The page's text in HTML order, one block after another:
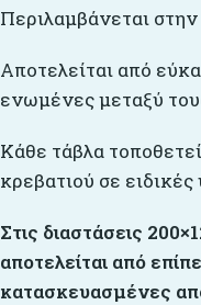
Περιλαμβάνεται στην
Αποτελείται από
ενωμένες μεταξύ
Κάθε τάβλα
κρεβατιού σε
Στις διαστάσεις
αποτελείται από
κατασκευασμένες